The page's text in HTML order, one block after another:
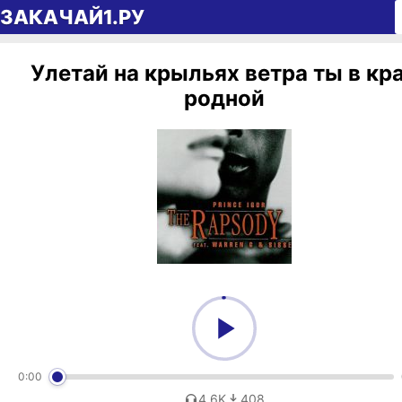
Перейти к содержимому
ЗАКАЧАЙ1.РУ
Улетай на крыльях ветра ты в
родной
0:00
4,6K 408